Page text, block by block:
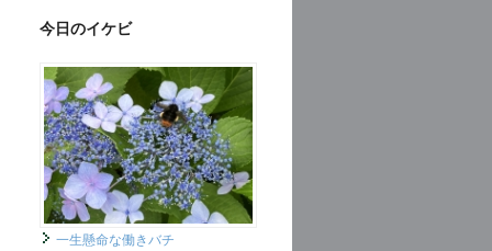
今日のイケビ
一生懸命な働きバチ